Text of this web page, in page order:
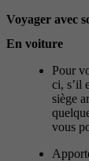
Voyager avec
En voiture
Pour
ci, s’il
siège
vous